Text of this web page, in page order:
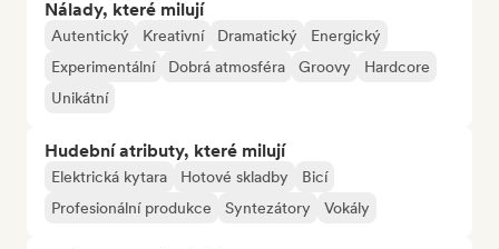
Nálady, které milují
Autentický Kreativní Dramatický
Energický
Experimentální
Dobrá atmosféra Groovy
Hardcore
Unikátní
Hudební atributy, které milují
Elektrická kytara Hotové skladby
Bicí
Profesionální produkce
Syntezátory Vokály